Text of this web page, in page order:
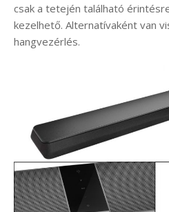
csak a tetején található
kezelhető. Alternatívaként van
hangvezérlés.